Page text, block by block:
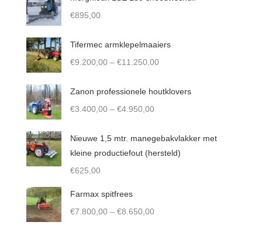
€895,00
Tifermec armklepelmaaiers
€9.200,00 – €11.250,00Price
€9.200,00
Zanon professionele houtklovers
€3.400,00 – €4.950,00Price
€3.400,00
through
Nieuwe 1,5 mtr. manegebakvlakker met
kleine productiefout (hersteld)
€625,00
Farmax spitfrees
€7.800,00 – €8.650,00Price